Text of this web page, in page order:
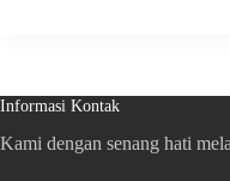
Informasi Kontak
Kami dengan senang hati